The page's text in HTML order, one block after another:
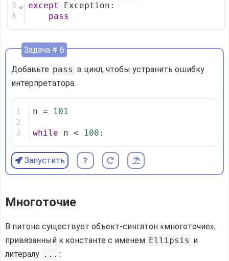
3
4
⌄
except
Exception:
pass
Добавьте pass в цикл, чтобы устранить ошибку
интерпретатора.
1
2
3
n = 101
while n < 100 :
Задача # 6
Запустить
Многоточие
В питоне существует объект-синглтон «многоточие»,
привязанный к константе с именем Ellipsis и
литералу ... :